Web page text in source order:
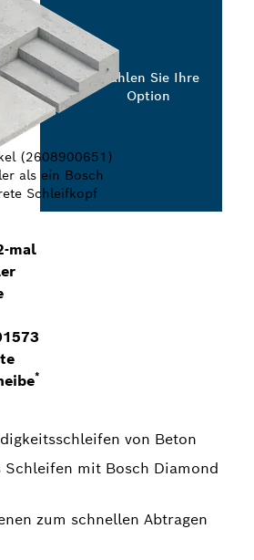
mal
*
von Beton
Schleifen mit Bosch Diamond
zum schnellen Abtragen
(2608900651)
als ein Bosch
Schleifkopf
Wählen Sie Ihre
Option